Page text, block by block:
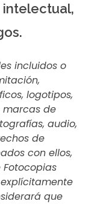
intelectual,
incluidos o
logotipos,
marcas de
audio,
de
con ellos,
explícitamente
que